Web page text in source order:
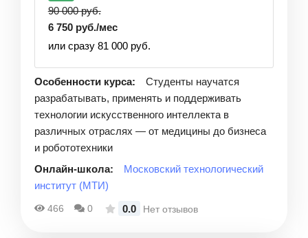
90 000 руб.
6 750 руб./мес
или сразу 81 000 руб.
Особенности курса:
Студенты научатся
разрабатывать, применять и поддерживать
технологии искусственного интеллекта в
различных отраслях — от медицины до бизнеса
и робототехники
Онлайн-школа:
Московский технологический
институт (МТИ)
466 0 0.0 Нет отзывов